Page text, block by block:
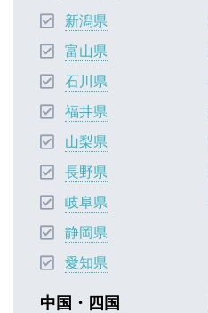
新潟県
富山県
石川県
福井県
山梨県
長野県
岐阜県
静岡県
愛知県
中国・四国